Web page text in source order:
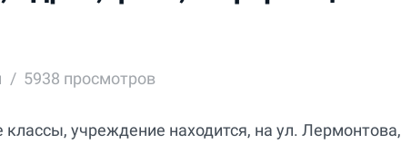
5938 просмотров
учреждение находится, на ул. Лермонтова,